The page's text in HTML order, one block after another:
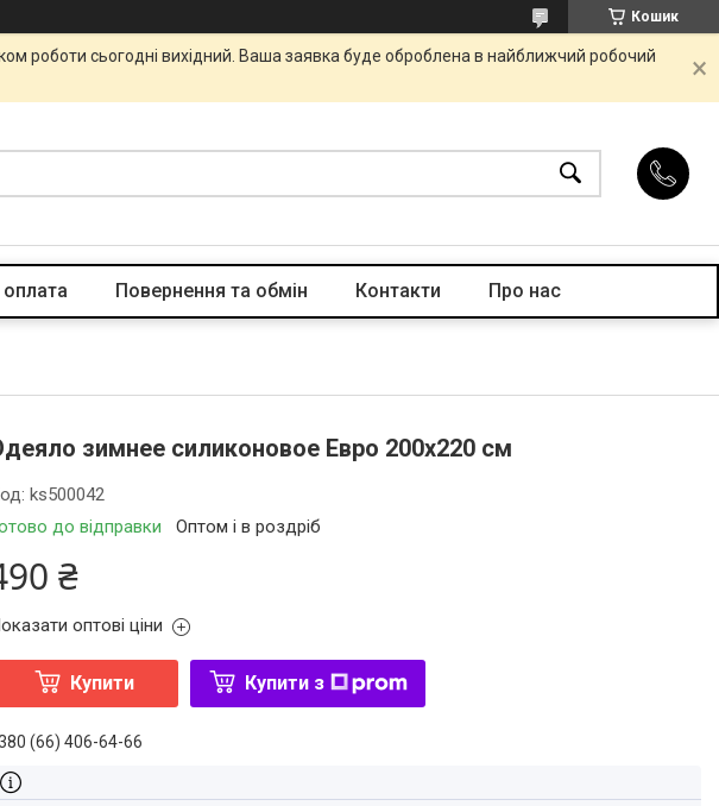
Кошик
роботи сьогодні вихідний. Ваша заявка буде оброблена в найближчий робочий
Повернення та обмін Контакти Про нас
зимнее силиконовое Евро 200х220 см
до відправки Оптом і в роздріб
ks500042
₴
оптові ціни
Купити Купити з
(66) 406-64-66